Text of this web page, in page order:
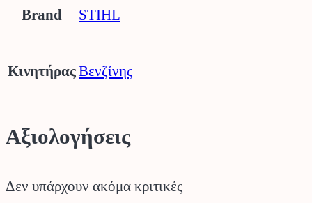
Brand STIHL
ΚινητήραςΒενζίνης
Αξιολογήσεις
Δεν υπάρχουν ακόμα κριτικές